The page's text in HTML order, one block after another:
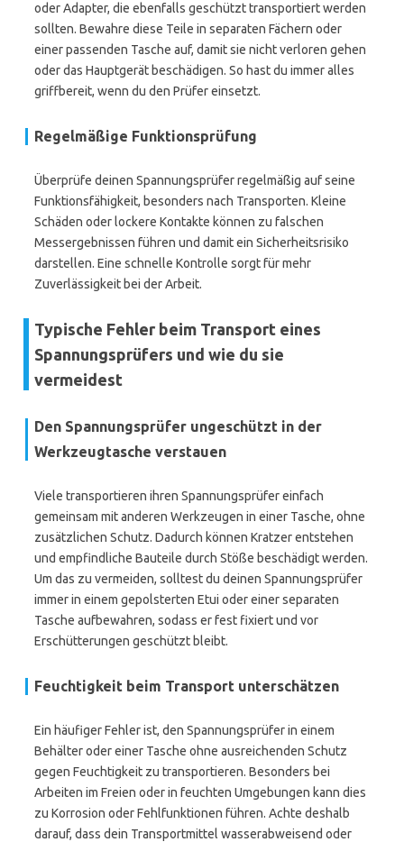
oder Adapter, die ebenfalls geschützt transportiert werden
sollten. Bewahre diese Teile in separaten Fächern oder
einer passenden Tasche auf, damit sie nicht verloren gehen
oder das Hauptgerät beschädigen. So hast du immer alles
griffbereit, wenn du den Prüfer einsetzt.
Regelmäßige Funktionsprüfung
Überprüfe deinen Spannungsprüfer regelmäßig auf seine
Funktionsfähigkeit, besonders nach Transporten. Kleine
Schäden oder lockere Kontakte können zu falschen
Messergebnissen führen und damit ein Sicherheitsrisiko
darstellen. Eine schnelle Kontrolle sorgt für mehr
Zuverlässigkeit bei der Arbeit.
Typische Fehler beim Transport eines
Spannungsprüfers und wie du sie
vermeidest
Den Spannungsprüfer ungeschützt in der
Werkzeugtasche verstauen
Viele transportieren ihren Spannungsprüfer einfach
gemeinsam mit anderen Werkzeugen in einer Tasche, ohne
zusätzlichen Schutz. Dadurch können Kratzer entstehen
und empfindliche Bauteile durch Stöße beschädigt werden.
Um das zu vermeiden, solltest du deinen Spannungsprüfer
immer in einem gepolsterten Etui oder einer separaten
Tasche aufbewahren, sodass er fest fixiert und vor
Erschütterungen geschützt bleibt.
Feuchtigkeit beim Transport unterschätzen
Ein häufiger Fehler ist, den Spannungsprüfer in einem
Behälter oder einer Tasche ohne ausreichenden Schutz
gegen Feuchtigkeit zu transportieren. Besonders bei
Arbeiten im Freien oder in feuchten Umgebungen kann dies
zu Korrosion oder Fehlfunktionen führen. Achte deshalb
darauf, dass dein Transportmittel wasserabweisend oder